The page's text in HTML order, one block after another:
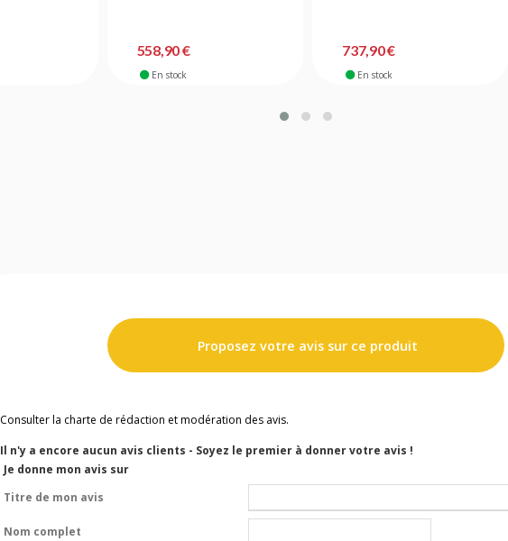
558,90 €
En stock
737,90 €
En stock
Proposez votre avis sur ce produit
Consulter la charte de rédaction et modération des avis.
Il n'y a encore aucun avis clients - Soyez le premier à donner votre avis !
Je donne mon avis sur
Titre de mon avis
Nom complet